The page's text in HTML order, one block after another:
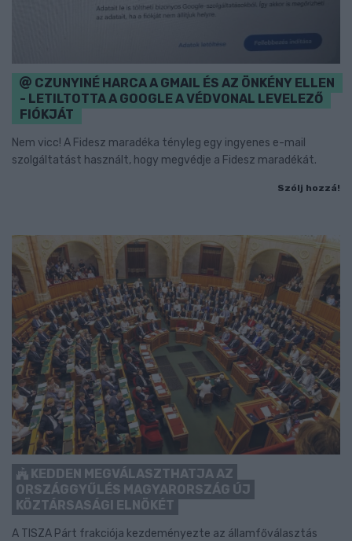
CZUNYINÉ HARCA A GMAIL ÉS AZ ÖNKÉNY ELLEN
- LETILTOTTA A GOOGLE A VÉDVONAL LEVELEZŐ
FIÓKJÁT
Nem vicc! A Fidesz maradéka tényleg egy ingyenes e-mail
szolgáltatást használt, hogy megvédje a Fidesz maradékát.
Szólj hozzá!
KEDDEN MEGVÁLASZTHATJA AZ
ORSZÁGGYŰLÉS MAGYARORSZÁG ÚJ
KÖZTÁRSASÁGI ELNÖKÉT
A TISZA Párt frakciója kezdeményezte az államfőválasztás